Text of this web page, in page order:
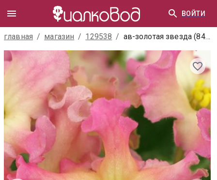
ВОЙТИ
главная / магазин / 129538 / ав-золотая звезда (848-81)